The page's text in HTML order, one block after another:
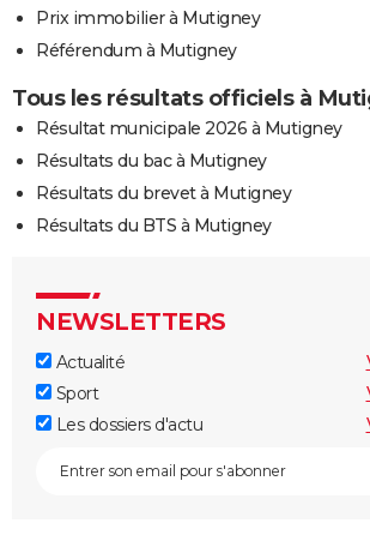
Prix immobilier à Mutigney
Référendum à Mutigney
Tous les résultats officiels à
Résultat municipale 2026 à Mutigney
Résultats du bac à Mutigney
Résultats du brevet à Mutigney
Résultats du BTS à Mutigney
NEWSLETTERS
Actualité
Sport
Les dossiers d'actu